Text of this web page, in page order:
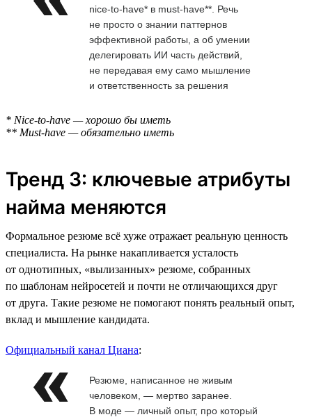
nice-to-have* в must-have**. Речь
не просто о знании паттернов
эффективной работы, а об умении
делегировать ИИ часть действий,
не передавая ему само мышление
и ответственность за решения
* Nice-to-have — хорошо бы иметь
** Must-have — обязательно иметь
Тренд 3: ключевые атрибуты
найма меняются
Формальное резюме всё хуже отражает реальную ценность
специалиста. На рынке накапливается усталость
от однотипных, «вылизанных» резюме, собранных
по шаблонам нейросетей и почти не отличающихся друг
от друга. Такие резюме не помогают понять реальный опыт,
вклад и мышление кандидата.
Официальный канал Циана:
Резюме, написанное не живым
человеком, — мертво заранее.
В моде — личный опыт, про который